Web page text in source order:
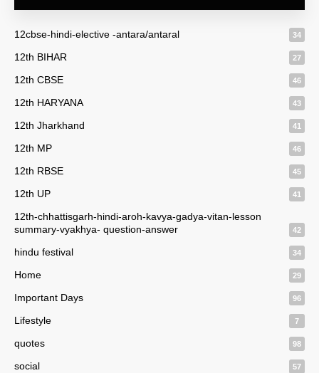
12cbse-hindi-elective -antara/antaral 34
12th BIHAR 27
12th CBSE 46
12th HARYANA 43
12th Jharkhand 41
12th MP 46
12th RBSE 45
12th UP 41
12th-chhattisgarh-hindi-aroh-kavya-gadya-vitan-lesson
summary-vyakhya- question-answer
42
hindu festival 34
Home 29
Important Days 96
Lifestyle 7
quotes 98
social 57